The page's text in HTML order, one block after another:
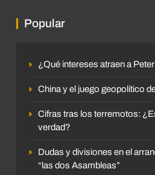
Popular
¿Qué intereses atraen a
China y el juego geopolítico
Cifras tras los terremotos:
verdad?
Dudas y divisiones en el
“las dos Asambleas”